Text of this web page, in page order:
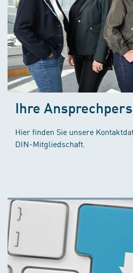
Ihre
Hier finden Sie unsere
DIN-Mitgliedschaft.